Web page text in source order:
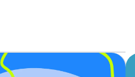
possono vedere
della tua app